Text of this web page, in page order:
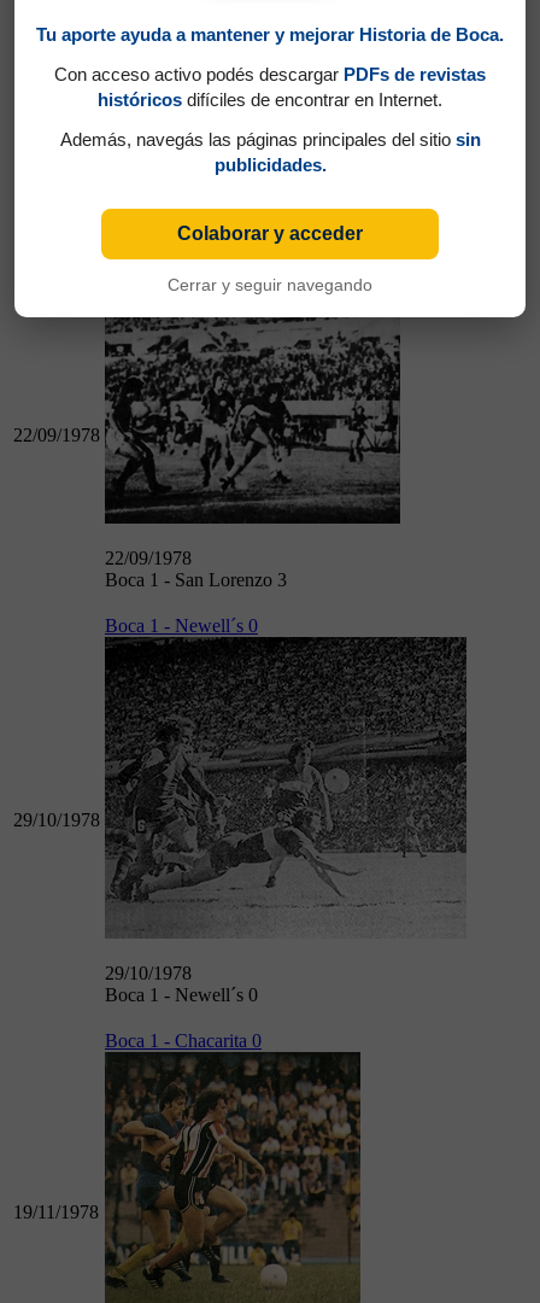
10/09/1978
Boca 1 - Platense 1
22/09/1978
22/09/1978
Boca 1 - San Lorenzo 3
29/10/1978
Boca 1 - Newell´s 0
29/10/1978
Boca 1 - Newell´s 0
19/11/1978
Boca 1 - Chacarita 0
Tu aporte ayuda a mantener y mejorar Historia de Boca.
Con acceso activo podés descargar PDFs de revistas
históricos difíciles de encontrar en Internet.
Además, navegás las páginas principales del sitio sin
publicidades.
Colaborar y acceder
Cerrar y seguir navegando